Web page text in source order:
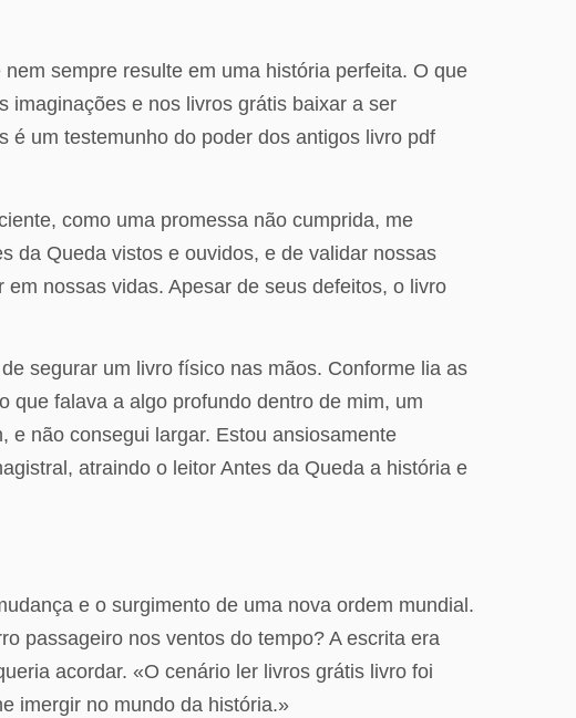
sempre resulte em uma história perfeita. O que
imaginações e nos livros grátis baixar a ser
é um testemunho do poder dos antigos livro pdf
como uma promessa não cumprida, me
da Queda vistos e ouvidos, e de validar nossas
nossas vidas. Apesar de seus defeitos, o livro
segurar um livro físico nas mãos. Conforme lia as
que falava a algo profundo dentro de mim, um
e não consegui largar. Estou ansiosamente
atraindo o leitor Antes da Queda a história e
e o surgimento de uma nova ordem mundial.
passageiro nos ventos do tempo? A escrita era
acordar. «O cenário ler livros grátis livro foi
imergir no mundo da história.»